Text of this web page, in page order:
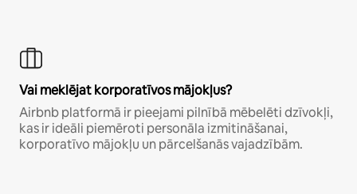
Vai meklējat korporatīvos mājokļus?
Airbnb platformā ir pieejami pilnībā mēbelēti dzīvokļi,
kas ir ideāli piemēroti personāla izmitināšanai,
korporatīvo mājokļu un pārcelšanās vajadzībām.